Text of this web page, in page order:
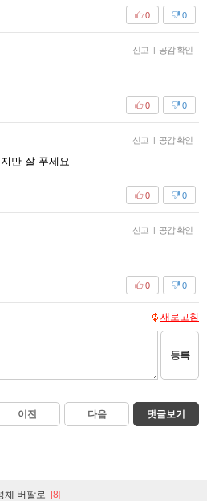
0
0
신고 | 공감 확인
0
0
신고 | 공감 확인
만 잘 푸세요
0
0
신고 | 공감 확인
0
0
새로고침
등록
이전 다음 댓글보기
체 버팔로 [8]